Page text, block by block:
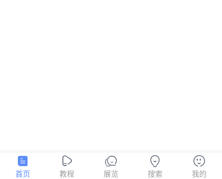
首页 教程 展览 搜索 我的